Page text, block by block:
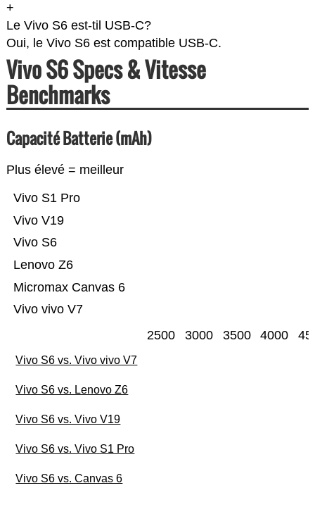
+
Le Vivo S6 est-til USB-C?
Oui, le Vivo S6 est compatible USB-C.
Vivo S6 Specs & Vitesse
Benchmarks
Capacité Batterie (mAh)
Plus élevé = meilleur
Vivo vivo V7
Micromax Canvas 6
Lenovo Z6
Vivo S6
Vivo V19
Vivo S1 Pro
2500 3000 3500 4000
Vivo S6 vs. Vivo vivo V7
Vivo S6 vs. Lenovo Z6
Vivo S6 vs. Vivo V19
Vivo S6 vs. Vivo S1 Pro
Vivo S6 vs. Canvas 6